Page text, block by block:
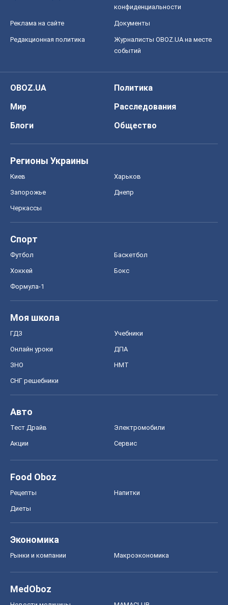
конфиденциальности
Реклама на сайте Документы
Редакционная политика
Журналисты OBOZ.UA на месте
событий
OBOZ.UA
Политика
Мир
Расследования
Блоги
Общество
Регионы Украины
Киев Харьков
Запорожье Днепр
Черкассы
Спорт
Футбол Баскетбол
Хоккей Бокс
Формула-1
Моя школа
ГДЗ Учебники
Онлайн уроки ДПА
ЗНО НМТ
СНГ решебники
Авто
Тест Драйв Электромобили
Акции Сервис
Food Oboz
Рецепты Напитки
Диеты
Экономика
Рынки и компании Mакроэкономика
MedOboz